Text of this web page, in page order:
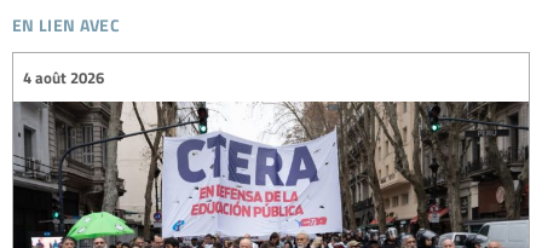
en lien avec
4 août 2026